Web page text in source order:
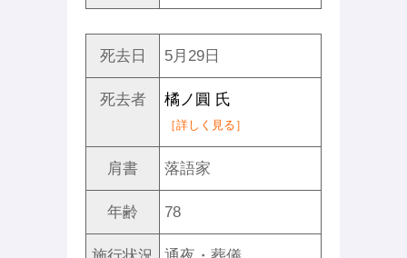
死去日 5月29日
死去者 橘ノ圓 氏
［詳しく見る］
肩書 落語家
年齢 78